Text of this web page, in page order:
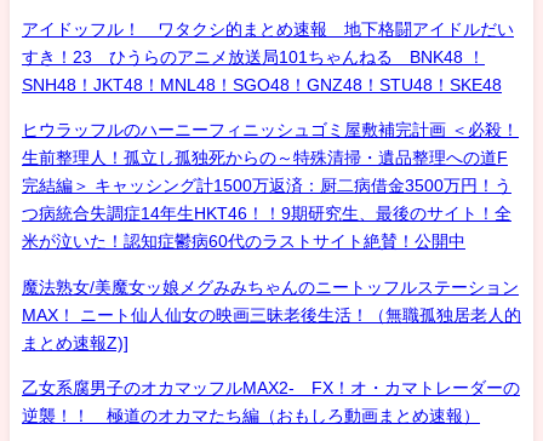
アイドッフル！ ワタクシ的まとめ速報 地下格闘アイドルだい
すき！23 ひうらのアニメ放送局101ちゃんねる BNK48 ！
SNH48！JKT48！MNL48！SGO48！GNZ48！STU48！SKE48
ヒウラッフルのハーニーフィニッシュゴミ屋敷補完計画 ＜必殺！
生前整理人！孤立し孤独死からの～特殊清掃・遺品整理への道F
完結編＞ キャッシング計1500万返済：厨二病借金3500万円！う
つ病統合失調症14年生HKT46！！9期研究生、最後のサイト！全
米が泣いた！認知症鬱病60代のラストサイト絶賛！公開中
魔法熟女/美魔女ッ娘メグみみちゃんのニートッフルステーション
MAX！ ニート仙人仙女の映画三昧老後生活！（無職孤独居老人的
まとめ速報Z)]
乙女系腐男子のオカマッフルMAX2- FX！オ・カマトレーダーの
逆襲！！ 極道のオカマたち編（おもしろ動画まとめ速報）